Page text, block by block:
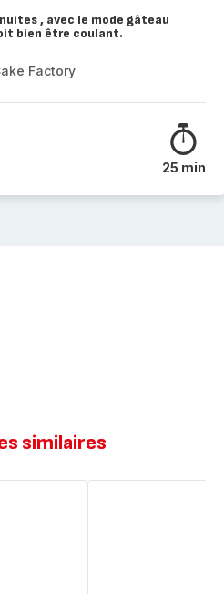
, avec le mode gâteau
bien être coulant.
Factory
25 min
similaires